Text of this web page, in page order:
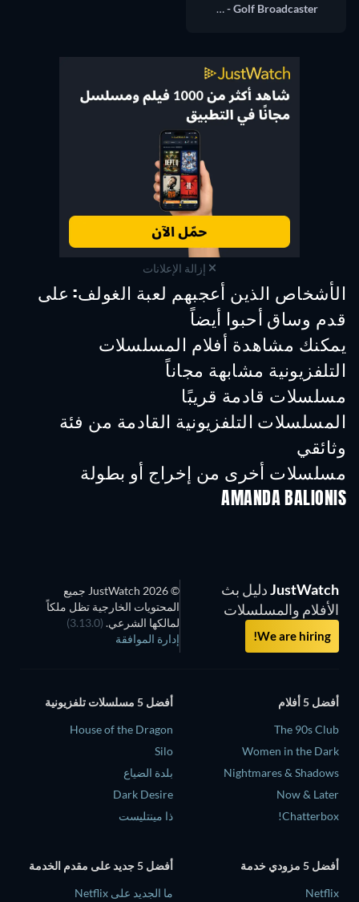
Self - Golf Broadcaster
إزالة الإعلانات
الأشخاص الذين أعجبهم لعبة الغولف: على
قدم وساق أحبوا أيضاً
تلفزيون
يمكنك مشاهدة أفلام المسلسلات
التلفزيونية مشابهة مجاناً
تلفزيون
مسلسلات قادمة قريبًا
تلفزيون
المسلسلات التلفزيونية القادمة من فئة
وثائقي
مسلسلات أخرى من إخراج أو بطولة
AMANDA BALIONIS
تلفزيون
JustWatchدليل بث
الأفلام والمسلسلات
We are hiring!
© 2026 JustWatch جميع
المحتويات الخارجية تظل ملكاً
لمالكها الشرعي. (3.13.0)
إدارة الموافقة
أفضل 5 أفلام
The 90s Club
Women in the Dark
Nightmares & Shadows
Now & Later
Chatterbox!
أفضل 5 مسلسلات تلفزيونية
House of the Dragon
Silo
بلدة الضياع
Dark Desire
ذا مينتليست
أفضل 5 مزودي خدمة
Netflix
أفضل 5 جديد على مقدم الخدمة
ما الجديد على Netflix